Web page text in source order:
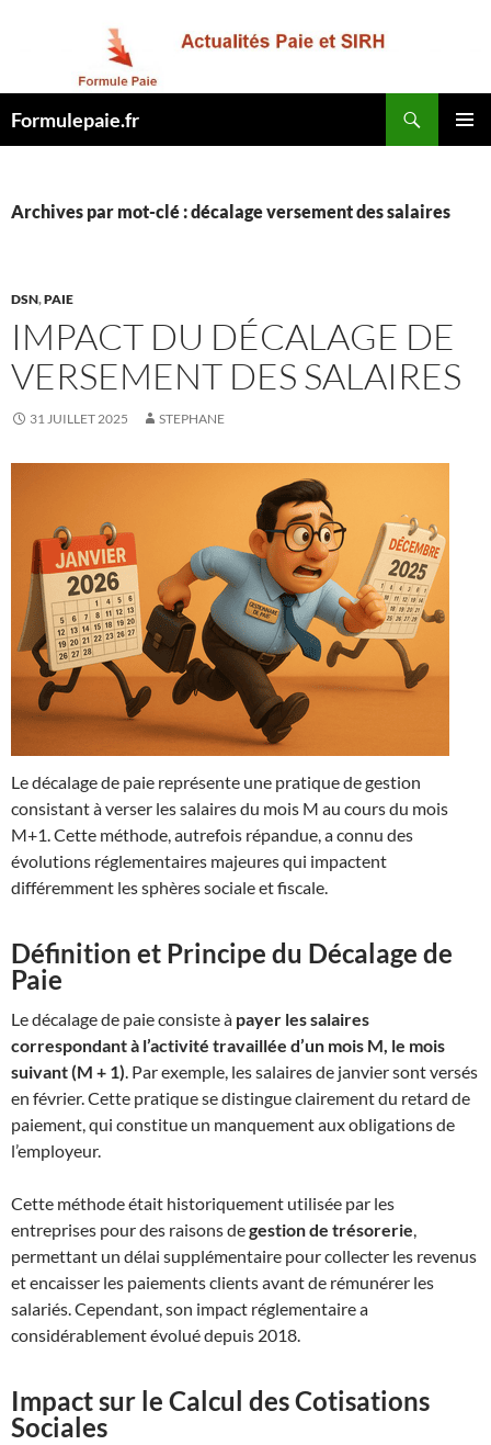
Formulepaie.fr
Archives par mot-clé : décalage versement des salaires
DSN,PAIE
IMPACT DU DÉCALAGE DE
VERSEMENT DES SALAIRES
31 JUILLET 2025 STEPHANE
Le décalage de paie représente une pratique de gestion
consistant à verser les salaires du mois M au cours du mois
M+1. Cette méthode, autrefois répandue, a connu des
évolutions réglementaires majeures qui impactent
différemment les sphères sociale et fiscale.
Définition et Principe du Décalage de
Paie
Le décalage de paie consiste à payer les salaires
correspondant à l’activité travaillée d’un mois M, le mois
suivant (M + 1). Par exemple, les salaires de janvier sont versés
en février. Cette pratique se distingue clairement du retard de
paiement, qui constitue un manquement aux obligations de
l’employeur.
Cette méthode était historiquement utilisée par les
entreprises pour des raisons degestion de trésorerie,
permettant un délai supplémentaire pour collecter les revenus
et encaisser les paiements clients avant de rémunérer les
salariés.Cependant, son impact réglementaire a
considérablement évolué depuis 2018.
Impact sur le Calcul des Cotisations
Sociales